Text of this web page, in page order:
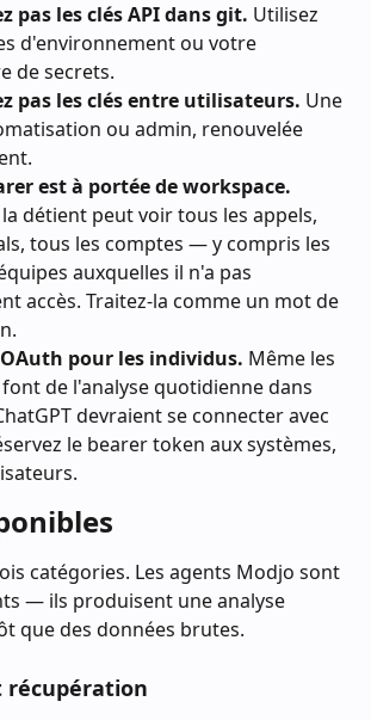
pas les clés API dans git. Utilisez
d'environnement ou votre
de secrets.
pas les clés entre utilisateurs. Une
ou admin, renouvelée
est à portée de workspace.
détient peut voir tous les appels,
tous les comptes — y compris les
auxquelles il n'a pas
accès. Traitez-la comme un mot de
pour les individus. Même les
de l'analyse quotidienne dans
devraient se connecter avec
le bearer token aux systèmes,
catégories. Les agents Modjo sont
— ils produisent une analyse
que des données brutes.
récupération